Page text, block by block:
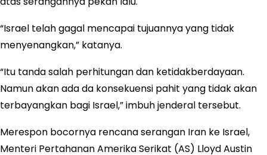
“Israel telah gagal mencapai tujuannya yang tidak
menyenangkan,” katanya.
“Itu tanda salah perhitungan dan ketidakberdayaan.
Namun akan ada da konsekuensi pahit yang tidak akan
terbayangkan bagi Israel,” imbuh jenderal tersebut.
Merespon bocornya rencana serangan Iran ke Israel,
Menteri Pertahanan Amerika Serikat (AS) Lloyd Austin